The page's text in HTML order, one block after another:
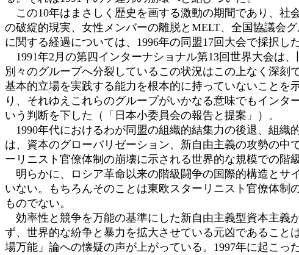
この10年はまさしく歴史を画する激動の期間であり、社
の破綻的現実、女性メンバーの離脱とMELT、全国協議会
に関する経過については、1996年の同盟17回大会で採択し
1991年2月の第四インターナショナル第13回世界大会は
別々のグループへ分裂しているこの状況はこの上なく深刻
基本的立場を実践する能力を根本的に持っていないことを
り、それゆえこれらのグループがいかなる意味でもインタ
いう判断を下した（「日本小委員会の報告と提案」）。
1990年代におけるわが同盟の組織的結集力の後退、組織
は、資本のグローバリゼーション、新自由主義の攻勢の中
ーリニスト官僚体制の崩壊に示される世界的な規模での階
明らかに、ロシア革命以来の階級闘争の国際的構造とサ
いない。もちろんそのことは東欧スターリニスト官僚体制
ものでない。
効率性と競争を万能の基準にした新自由主義型資本主義
ず、世界的な紛争と暴力を拡大させている元凶であること
場万能」論への懐疑の声が上がっている。1997年に起こっ